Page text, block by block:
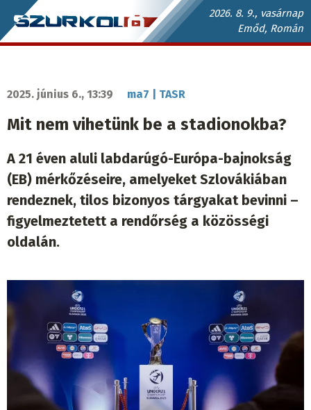
Ugrás
a
2026. 8. 9., vasárnap
Emőd, Román
Szurkoló.sk
navigáció
2025. június 6., 13:39 ma7 | TASR
Mit nem vihetünk be a stadionokba?
A 21 éven aluli labdarúgó-Európa-bajnokság
(EB) mérkőzéseire, amelyeket Szlovákiában
rendeznek, tilos bizonyos tárgyakat bevinni –
figyelmeztetett a rendőrség a közösségi
oldalán.